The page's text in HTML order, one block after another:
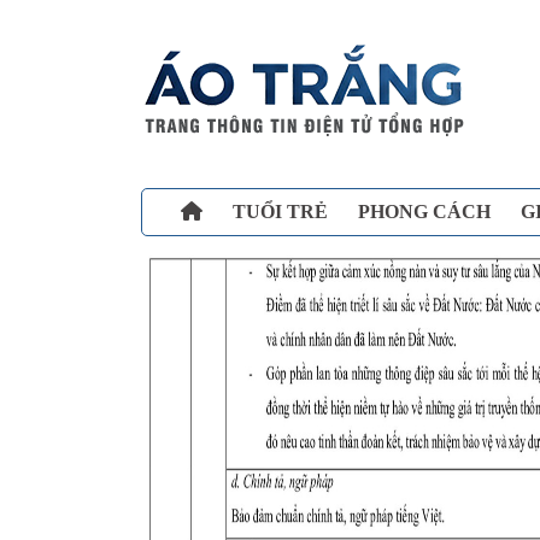
TUỔI TRẺ PHONG CÁCH